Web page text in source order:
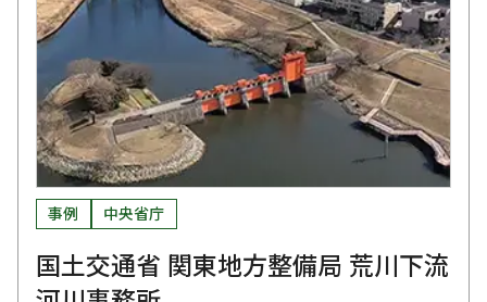
事例 中央省庁
国土交通省 関東地方整備局 荒川下流